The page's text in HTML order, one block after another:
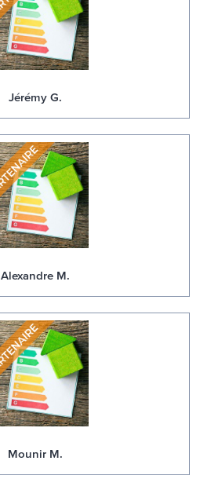
Jérémy G.
Alexandre M.
Mounir M.